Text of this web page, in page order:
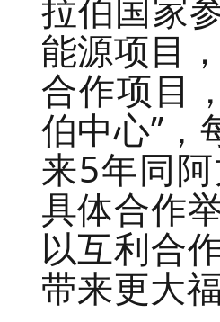
拉伯国家
能源项目
合作项目
伯中心”
来5年同
具体合作
以互利合
带来更大福